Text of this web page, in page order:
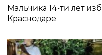
Мальчика 14-ти лет
Краснодаре